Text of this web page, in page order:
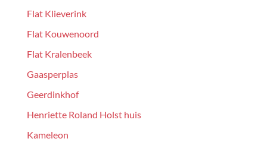
Flat Klieverink
Flat Kouwenoord
Flat Kralenbeek
Gaasperplas
Geerdinkhof
Henriette Roland Holst huis
Kameleon